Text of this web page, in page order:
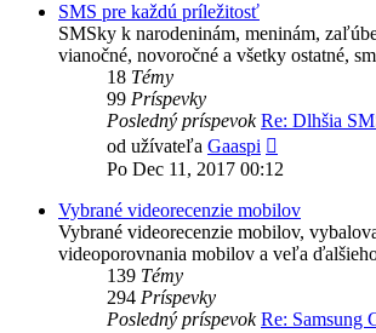
SMS pre každú príležitosť
SMSky k narodeninám, meninám,
vianočné, novoročné a všetky ostatné,
18 Témy
99 Príspevky
Posledný príspevok Re: Dlhšia
od užívateľa Gaaspi
posledný
Po Dec 11, 2017 00:12
Vybrané videorecenzie mobilov
Vybrané videorecenzie mobilov,
videoporovnania mobilov a veľa
139 Témy
294 Príspevky
Posledný príspevok Re: Samsung